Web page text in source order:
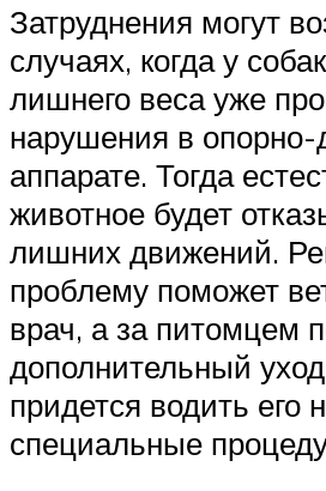
Затруднения могут
случаях, когда у
лишнего веса уже
нарушения в опорно-
аппарате. Тогда
животное будет
лишних движений.
проблему поможет
врач, а за питомцем
дополнительный
придется водить его
специальные